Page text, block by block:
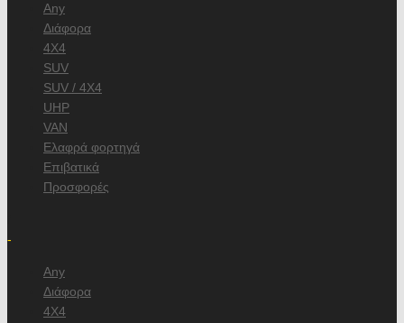
Any
Διάφορα
4X4
SUV
SUV / 4X4
UHP
VAN
Ελαφρά φορτηγά
Επιβατικά
Προσφορές
-
Any
Διάφορα
4X4